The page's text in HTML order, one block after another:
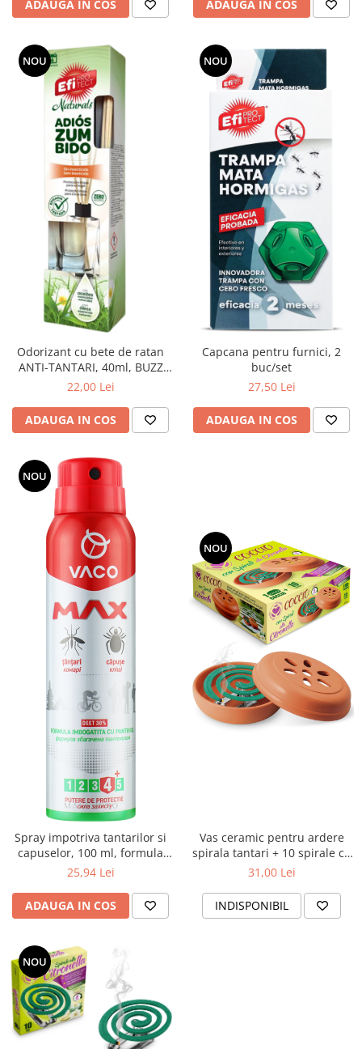
ADAUGA IN COS ADAUGA IN COS
NOU
Odorizant cu bete de ratan
ANTI-TANTARI, 40ml, BUZZ
STOP
22,00 Lei
ADAUGA IN COS
NOU
Capcana pentru furnici, 2
buc/set
27,50 Lei
ADAUGA IN COS
NOU
Spray impotriva tantarilor si
capuselor, 100 ml, formula
imbogatita cu pantenol
25,94 Lei
ADAUGA IN COS
NOU
Vas ceramic pentru ardere
spirala tantari + 10 spirale cu
citronella
31,00 Lei
INDISPONIBIL
NOU